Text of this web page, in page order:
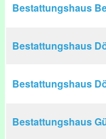
Bestattungshaus
Bestattungshaus
Bestattungshaus
Bestattungshaus